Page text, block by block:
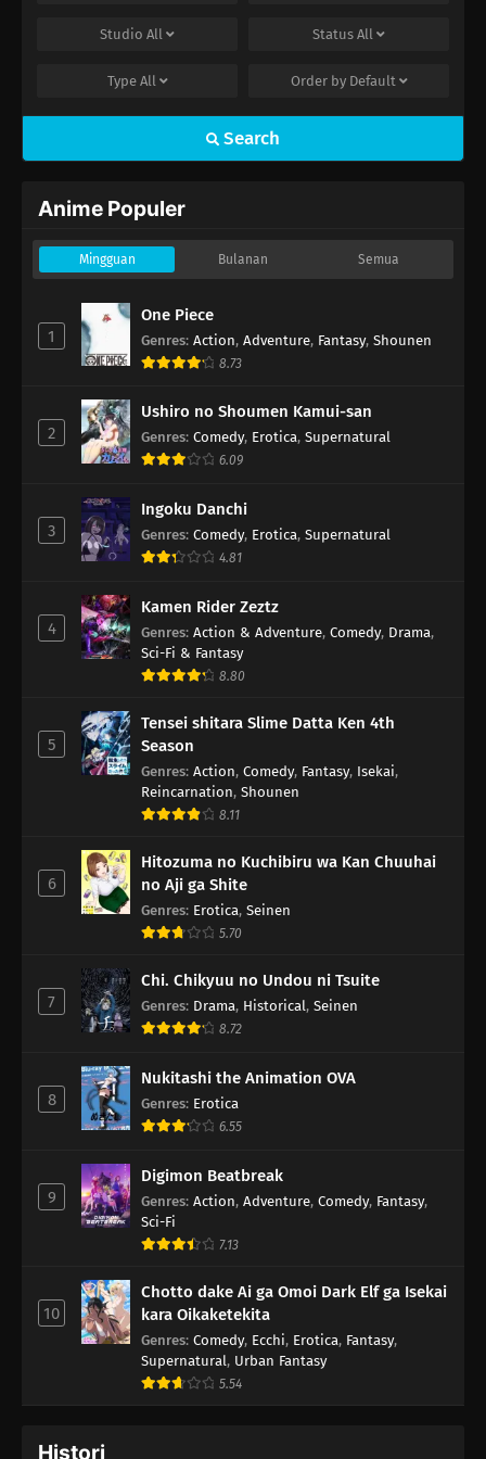
Studio All Status All
Type All Order by Default
Search
Anime Populer
Mingguan Bulanan Semua
1
One Piece
Genres: Action, Adventure, Fantasy, Shounen
8.73
2
Ushiro no Shoumen Kamui-san
Genres: Comedy, Erotica, Supernatural
6.09
3
Ingoku Danchi
Genres: Comedy, Erotica, Supernatural
4.81
4
Kamen Rider Zeztz
Genres: Action & Adventure, Comedy, Drama,
Sci-Fi & Fantasy
8.80
5
Tensei shitara Slime Datta Ken 4th
Season
Genres: Action, Comedy, Fantasy, Isekai,
Reincarnation, Shounen
8.11
6
Hitozuma no Kuchibiru wa Kan Chuuhai
no Aji ga Shite
Genres: Erotica, Seinen
5.70
7
Chi. Chikyuu no Undou ni Tsuite
Genres: Drama, Historical, Seinen
8.72
8
Nukitashi the Animation OVA
Genres: Erotica
6.55
9
Digimon Beatbreak
Genres: Action, Adventure, Comedy, Fantasy,
Sci-Fi
7.13
10
Chotto dake Ai ga Omoi Dark Elf ga Isekai
kara Oikaketekita
Genres: Comedy, Ecchi, Erotica, Fantasy,
Supernatural, Urban Fantasy
5.54
Histori